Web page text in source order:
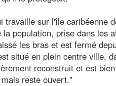
travaille sur l'île caribéenne
population, prise dans les
les bras et est fermé
situé en plein centre ville,
reconstruit et est
reste ouvert."